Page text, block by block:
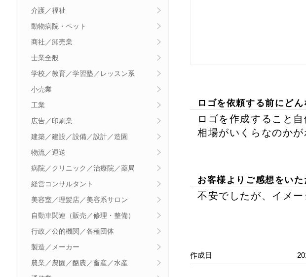
介護／福祉
動物病院・ペット
商社／卸売業
士業全般
学校／教育／学習塾／レッスン系
小売業
工業
広告／印刷業
建築／建設／設備／設計／造園
物流／運送
病院／クリニック／治療院／薬局
経営コンサルタント
美容室／理髪店／美容系サロン
自動車関連（販売／修理・整備）
行政／公的機関／各種団体
製造／メーカー
農業／農園／酪農／畜産／水産
ロゴを依頼する前にど
ロゴを作成すること
相場がいくらなのか
お客様よりご感想をいた
不安でしたが、イメ
作成日